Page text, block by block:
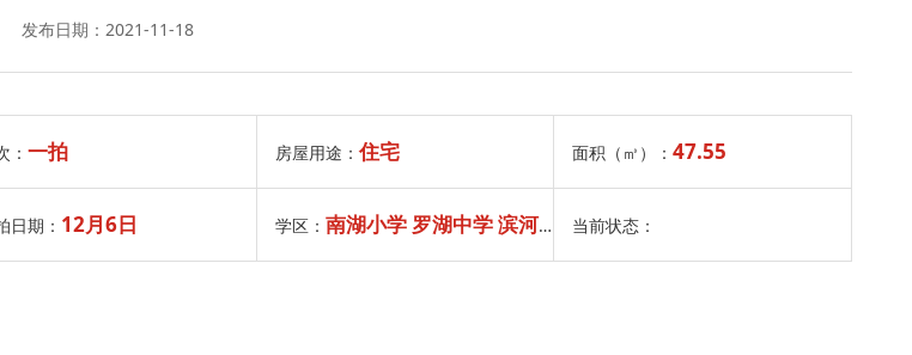
发布日期：2021-11-18
：一拍 房屋用途：住宅 面积（㎥）：47.55
日期： 12月6日 学区： 南湖小学 罗湖中学 滨河实验中学*初 当前状态：